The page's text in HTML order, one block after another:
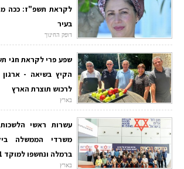
לקראת תשפ"ז: ככה
בעיר
דופק החינוך
שפע פרי לקראת חגי
הקיץ בשיאה - ארגון
לרכוש תוצרת הארץ
בארץ
עשרות ראשי הלשכות
משרדי הממשלה
ברמלה ונחשפו למוקד 101
בארץ